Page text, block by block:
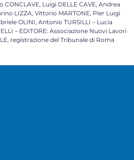
Luigi DELLE CAVE, Andrea
LIZZA, Vittorio MARTONE, Pier Luigi
OLINI, Antonio TURSILLI – Lucia
– EDITORE: Associazione Nuovi Lavori
registrazione del Tribunale di Roma